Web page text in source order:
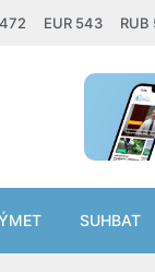
472 EUR 543 RUB
SUHBAT